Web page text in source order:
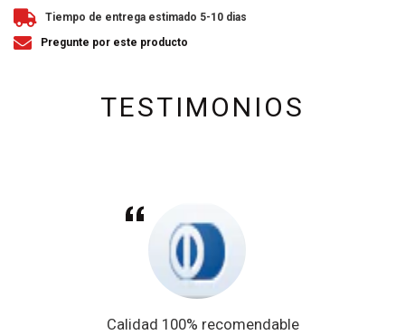
Tiempo de entrega estimado 5-10 dias
Pregunte por este producto
TESTIMONIOS
Calidad 100% recomendable